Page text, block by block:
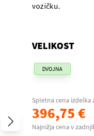
vozičku.
VELIKOST
DVOJNA
Spletna cena izdelka
396,75 €
Najnižja cena v